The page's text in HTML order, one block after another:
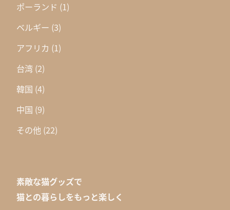
ポーランド (1)
ベルギー (3)
アフリカ (1)
台湾 (2)
韓国 (4)
中国 (9)
その他 (22)
素敵な猫グッズで
猫との暮らしをもっと楽しく